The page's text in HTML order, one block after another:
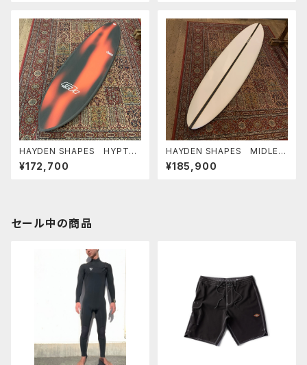
HAYDEN SHAPES HYPTO
KRYPTO FUTURE FLEX
6’0” RED PLASMA NEW C
¥172,700
HAYDEN SHAPES MIDLEN
GTH GLIDER PE 6'10" ヘイ
デンシェイプス ミッドレング
¥185,900
セール中の商品